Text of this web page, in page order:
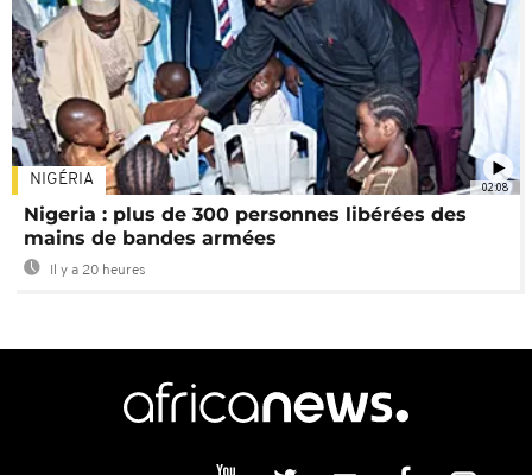
02:08
NIGÉRIA
Nigeria : plus de 300 personnes libérées des
mains de bandes armées
Il y a 20 heures